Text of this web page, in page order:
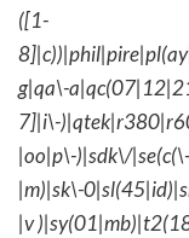
([1-
g|qa\-
7]|i\-
|oo|p\-)|sdk\/
|m)|sk\-
|v